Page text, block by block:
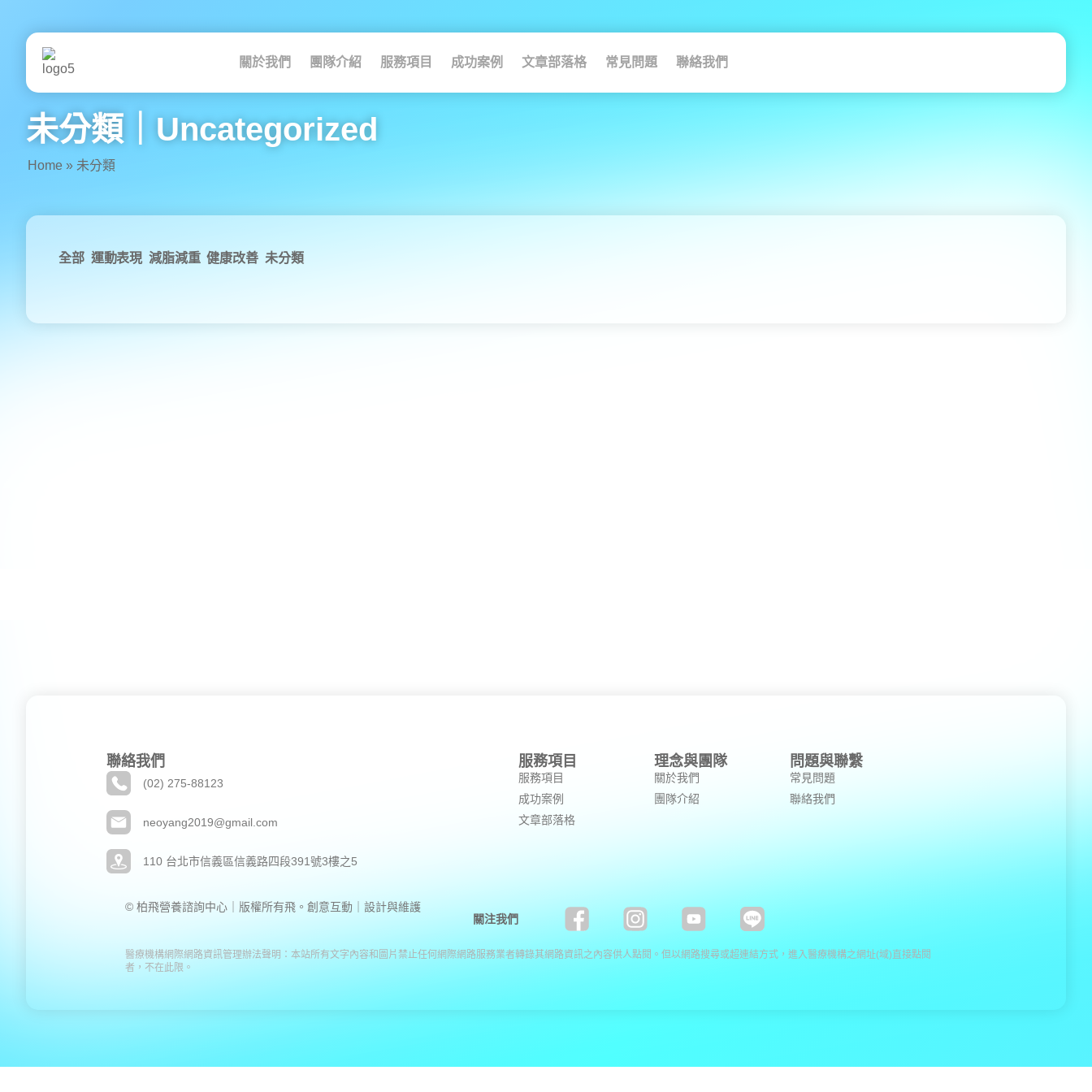
關於我們 團隊介紹 服務項目 成功案例 文章部落格 常見問題 聯絡我們
未分類｜Uncategorized
Home » 未分類
全部 運動表現 減脂減重 健康改善 未分類
聯絡我們
(02) 275-88123
neoyang2019@gmail.com
110 台北市信義區信義路四段391號3樓之5
服務項目
服務項目
成功案例
文章部落格
理念與團隊
關於我們
團隊介紹
問題與聯繫
常見問題
聯絡我們
© 柏飛營養諮詢中心｜版權所有飛。創意互動｜設計與維護
關注我們
醫療機構網際網路資訊管理辦法聲明：本站所有文字內容和圖片禁止任何網際網路服務業者轉錄其網路資訊之內容供人點閱。但以網路搜尋或超連結方式，進入醫療機構之網址(域)直接點閱
者，不在此限。